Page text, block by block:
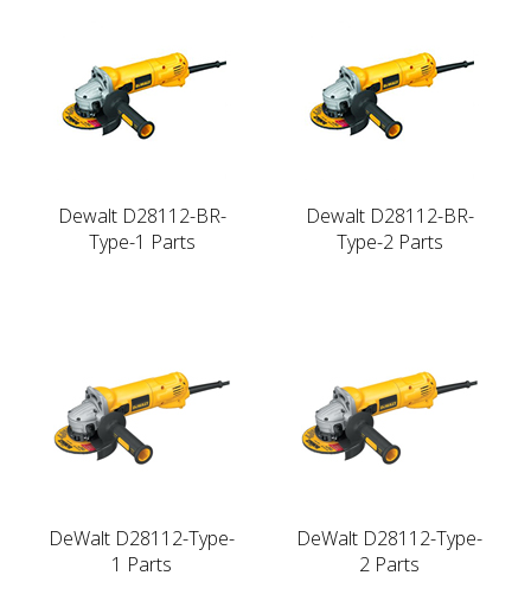
Dewalt D28112-BR-
Type-1 Parts
Dewalt D28112-BR-
Type-2 Parts
DeWalt D28112-Type-
1 Parts
DeWalt D28112-Type-
2 Parts